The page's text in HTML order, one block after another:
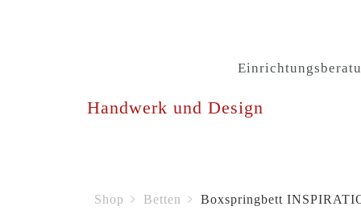
Handwerk und Design
Shop Betten Boxspringbett